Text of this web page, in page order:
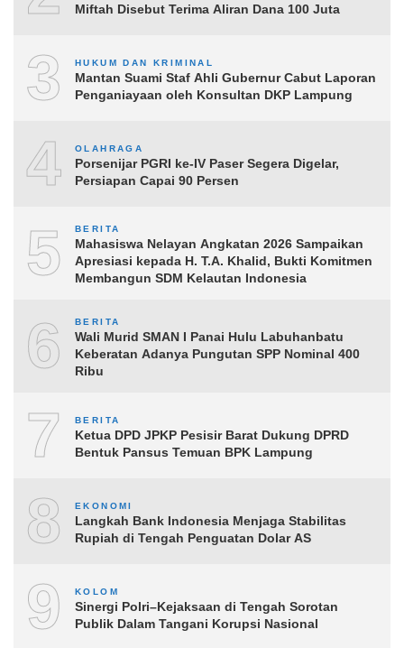
Miftah Disebut Terima Aliran Dana 100 Juta
3 HUKUM DAN KRIMINAL
Mantan Suami Staf Ahli Gubernur Cabut Laporan
Penganiayaan oleh Konsultan DKP Lampung
4 OLAHRAGA
Porsenijar PGRI ke-IV Paser Segera Digelar,
Persiapan Capai 90 Persen
5 BERITA
Mahasiswa Nelayan Angkatan 2026 Sampaikan
Apresiasi kepada H. T.A. Khalid, Bukti Komitmen
Membangun SDM Kelautan Indonesia
6 BERITA
Wali Murid SMAN I Panai Hulu Labuhanbatu
Keberatan Adanya Pungutan SPP Nominal 400
Ribu
7 BERITA
Ketua DPD JPKP Pesisir Barat Dukung DPRD
Bentuk Pansus Temuan BPK Lampung
8 EKONOMI
Langkah Bank Indonesia Menjaga Stabilitas
Rupiah di Tengah Penguatan Dolar AS
9 KOLOM
Sinergi Polri–Kejaksaan di Tengah Sorotan
Publik Dalam Tangani Korupsi Nasional